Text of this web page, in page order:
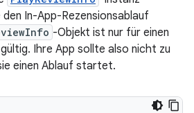
In-App-Rezensionsablauf
-Objekt ist nur für einen
Ihre App sollte also nicht zu
einen Ablauf startet.